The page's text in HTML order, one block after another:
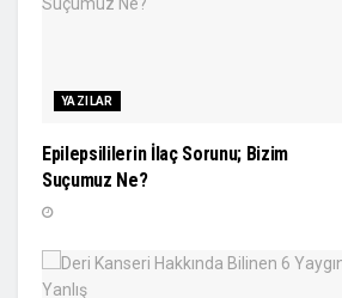
YAZILAR
Epilepsililerin İlaç Sorunu; Bizim
Suçumuz Ne?